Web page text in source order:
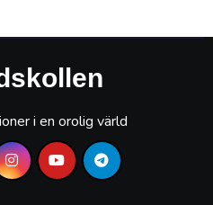
i en orolig värld